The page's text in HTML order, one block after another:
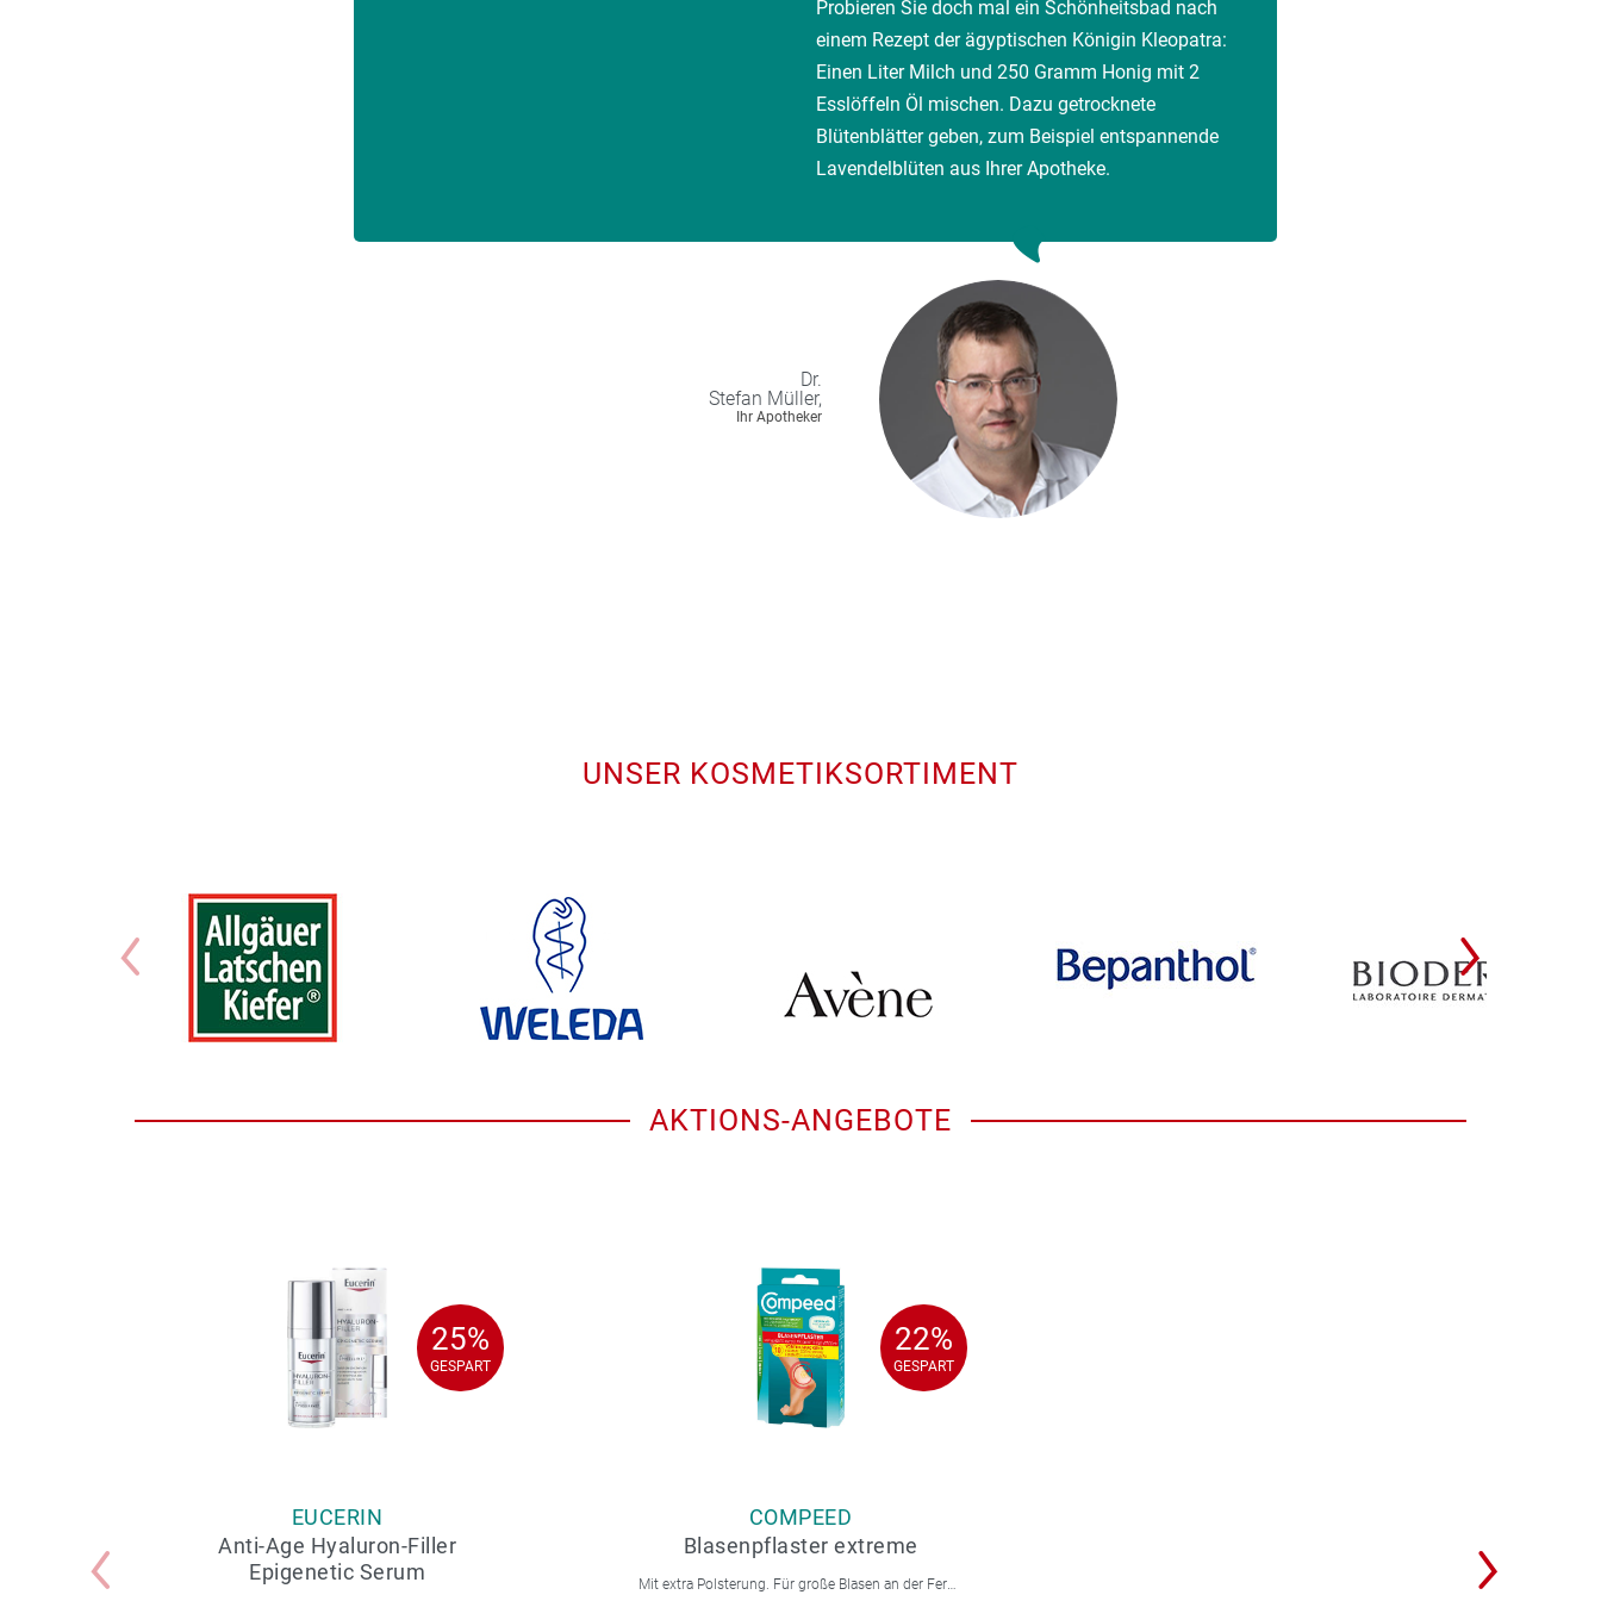
Probieren Sie doch mal ein Schönheitsbad nach
einem Rezept der ägyptischen Königin Kleopatra:
Einen Liter Milch und 250 Gramm Honig mit 2
Esslöffeln Öl mischen. Dazu getrocknete
Blütenblätter geben, zum Beispiel entspannende
Lavendelblüten aus Ihrer Apotheke.
Dr.
Stefan Müller,
Ihr Apotheker
UNSER KOSMETIKSORTIMENT
AKTIONS-ANGEBOTE
25%
GESPART
25%
GESPART
EUCERIN
Anti-Age Hyaluron-Filler
Epigenetic Serum
22%
GESPART
22%
GESPART
COMPEED
Blasenpflaster extreme
Mit extra Polsterung. Für große Blasen an der Ferse.